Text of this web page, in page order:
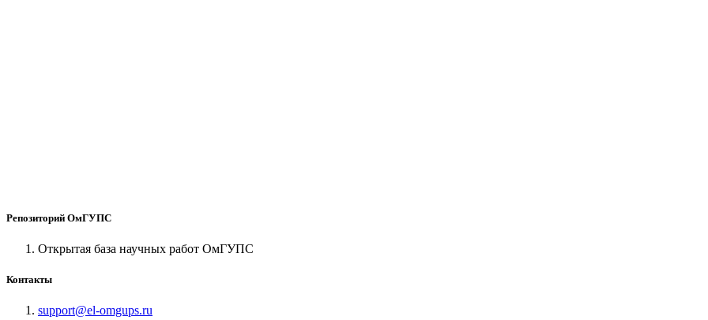
Репозиторий ОмГУПС
Открытая база научных работ ОмГУПС
Контакты
support@el-omgups.ru